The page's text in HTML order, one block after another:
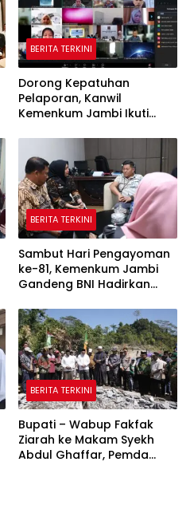
BERITA TERKINI
Dorong Kepatuhan
Pelaporan, Kanwil
Kemenkum Jambi Ikuti
Korporasi Nonaktif Secara
Administratif
BERITA TERKINI
Sambut Hari Pengayoman
ke-81, Kemenkum Jambi
Gandeng BNI Hadirkan
Cipta Gratis
BERITA TERKINI
Bupati – Wabup Fakfak
Ziarah ke Makam Syekh
Abdul Ghaffar, Pemda